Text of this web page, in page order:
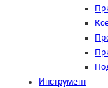
Инструмент